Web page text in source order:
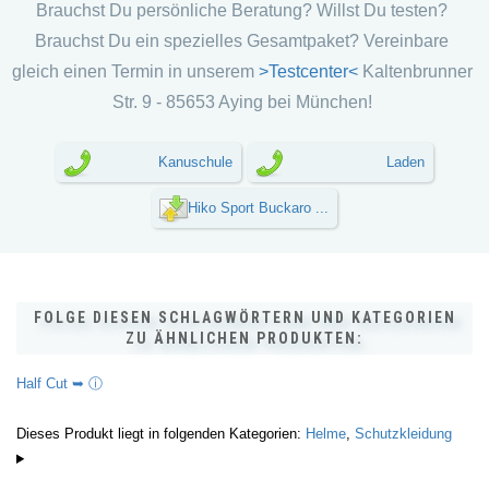
Brauchst Du persönliche Beratung? Willst Du testen?
Brauchst Du ein spezielles Gesamtpaket? Vereinbare
gleich einen Termin in unserem>Testcenter< Kaltenbrunner
Str. 9 - 85653 Aying bei München!
Kanuschule Laden
Hiko Sport Buckaro ...
FOLGE DIESEN SCHLAGWÖRTERN UND KATEGORIEN
ZU ÄHNLICHEN PRODUKTEN:
Half Cut ➥ ⓘ
Dieses Produkt liegt in folgenden Kategorien: Helme, Schutzkleidung